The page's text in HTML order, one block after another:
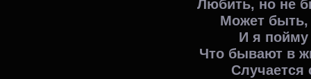
Любить, но не
Может быть,
И я
Что бывают в